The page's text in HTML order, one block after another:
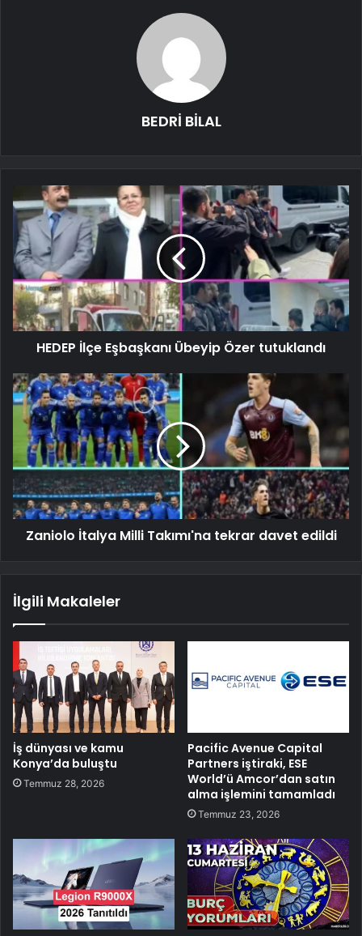
BEDRİ BİLAL
HEDEP İlçe Eşbaşkanı Übeyip Özer tutuklandı
Zaniolo İtalya Milli Takımı'na tekrar davet edildi
İlgili Makaleler
İş dünyası ve kamu
Konya’da buluştu
Temmuz 28, 2026
Pacific Avenue Capital
Partners iştiraki, ESE
World’ü Amcor’dan satın
alma işlemini tamamladı
Temmuz 23, 2026